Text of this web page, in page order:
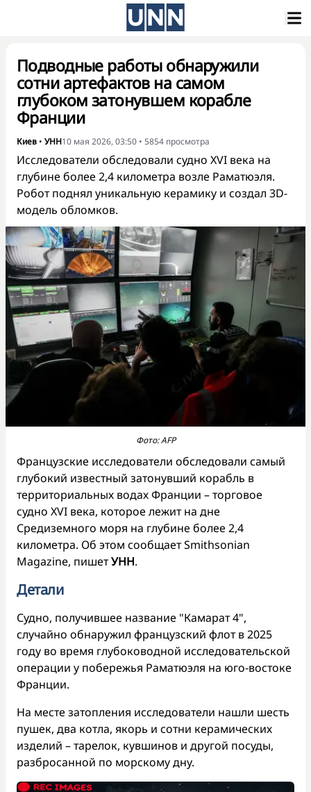
Подводные работы обнаружили
сотни артефактов на самом
глубоком затонувшем корабле
Франции
Киев • УНН10 мая 2026, 03:50 • 5854 просмотра
Исследователи обследовали судно XVI века на
глубине более 2,4 километра возле Раматюэля.
Робот поднял уникальную керамику и создал 3D-
модель обломков.
Фото: AFP
Французские исследователи обследовали самый
глубокий известный затонувший корабль в
территориальных водах Франции – торговое
судно XVI века, которое лежит на дне
Средиземного моря на глубине более 2,4
километра. Об этом сообщает Smithsonian
Magazine, пишетУНН.
Детали
Судно, получившее название "Камарат 4",
случайно обнаружил французский флот в 2025
году во время глубоководной исследовательской
операции у побережья Раматюэля на юго-востоке
Франции.
На месте затопления исследователи нашли шесть
пушек, два котла, якорь и сотни керамических
изделий – тарелок, кувшинов и другой посуды,
разбросанной по морскому дну.